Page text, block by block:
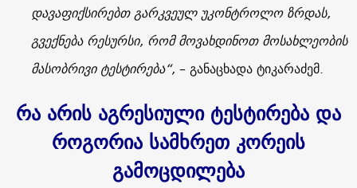
დავაფიქსირებთ გარკვეულ უკონტროლო ზრდას,
გვექნება რესურსი, რომ მოვახდინოთ მოსახლეობის
მასობრივი ტესტირება“, – განაცხადა ტიკარაძემ.
რა არის აგრესიული ტესტირება და
როგორია სამხრეთ კორეის
გამოცდილება